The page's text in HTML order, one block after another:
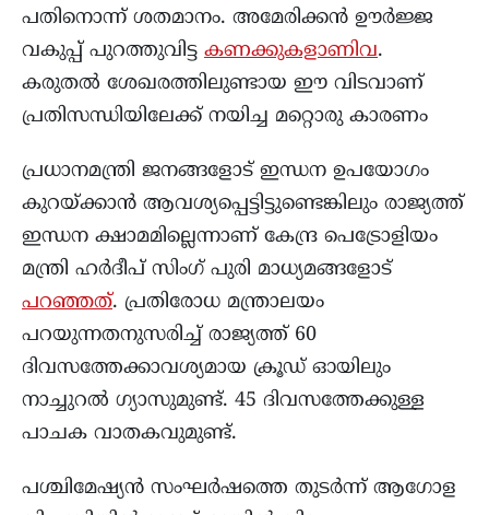
പതിനൊന്ന് ശതമാനം. അമേരിക്കൻ ഊർജ്ജ
വകുപ്പ് പുറത്തുവിട്ട കണക്കുകളാണിവ.
കരുതൽ ശേഖരത്തിലുണ്ടായ ഈ വിടവാണ്
പ്രതിസന്ധിയിലേക്ക് നയിച്ച മറ്റൊരു കാരണം
പ്രധാനമന്ത്രി ജനങ്ങളോട് ഇന്ധന ഉപയോഗം
കുറയ്ക്കാൻ ആവശ്യപ്പെട്ടിട്ടുണ്ടെങ്കിലും രാജ്യത്ത്
ഇന്ധന ക്ഷാമമില്ലെന്നാണ് കേന്ദ്ര പെട്രോളിയം
മന്ത്രി ഹർദീപ് സിംഗ് പുരി മാധ്യമങ്ങളോട്
പറഞ്ഞത്. പ്രതിരോധ മന്ത്രാലയം
പറയുന്നതനുസരിച്ച് രാജ്യത്ത് 60
ദിവസത്തേക്കാവശ്യമായ ക്രൂഡ് ഓയിലും
നാച്ചുറൽ ഗ്യാസുമുണ്ട്. 45 ദിവസത്തേക്കുള്ള
പാചക വാതകവുമുണ്ട്.
പശ്ചിമേഷ്യൻ സംഘർഷത്തെ തുടർന്ന് ആഗോള